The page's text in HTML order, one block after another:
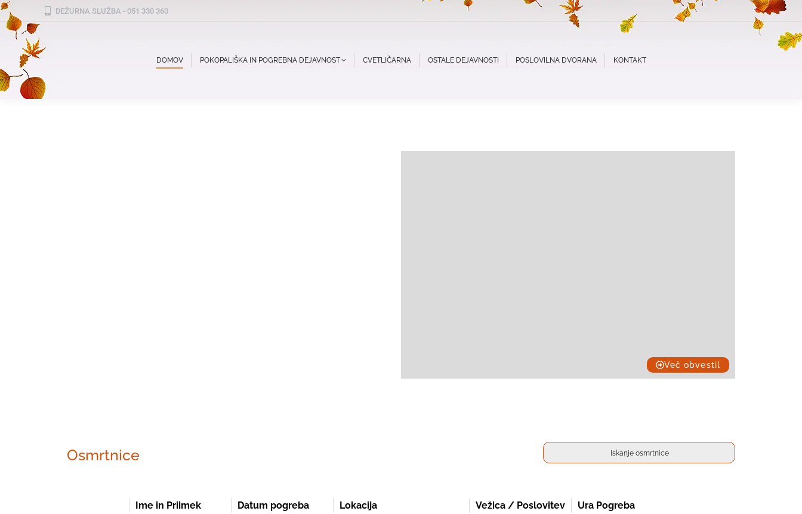
DEŽURNA SLUŽBA - 051 330 360
DOMOV POKOPALIŠKA IN POGREBNA DEJAVNOST CVETLIČARNA OSTALE DEJAVNOSTI POSLOVILNA DVORANA KONTAKT
Več obvestil
Osmrtnice
Ime in Priimek Datum pogreba Lokacija Vežica / Poslovitev Ura Pogreba